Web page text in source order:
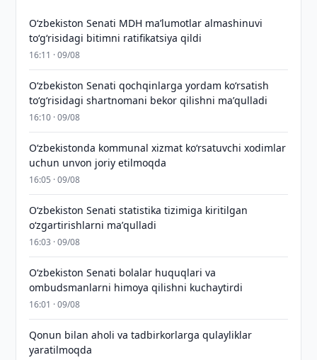
Oʻzbekiston Senati MDH maʼlumotlar almashinuvi
toʻgʻrisidagi bitimni ratifikatsiya qildi
16:11 · 09/08
Oʻzbekiston Senati qochqinlarga yordam koʻrsatish
toʻgʻrisidagi shartnomani bekor qilishni maʼqulladi
16:10 · 09/08
Oʻzbekistonda kommunal xizmat koʻrsatuvchi xodimlar
uchun unvon joriy etilmoqda
16:05 · 09/08
Oʻzbekiston Senati statistika tizimiga kiritilgan
oʻzgartirishlarni maʼqulladi
16:03 · 09/08
Oʻzbekiston Senati bolalar huquqlari va
ombudsmanlarni himoya qilishni kuchaytirdi
16:01 · 09/08
Qonun bilan aholi va tadbirkorlarga qulayliklar
yaratilmoqda